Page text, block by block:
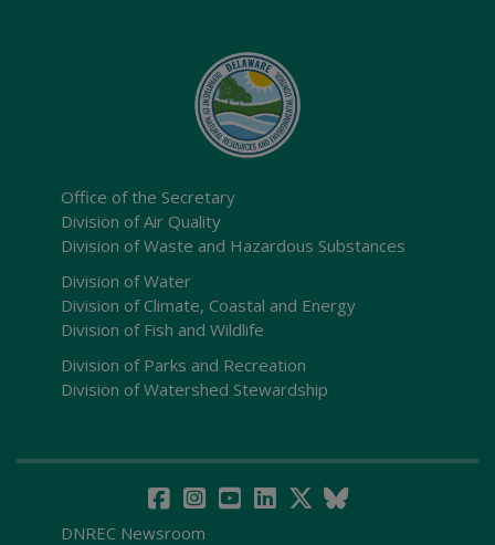
Office of the Secretary
Division of Air Quality
Division of Waste and Hazardous Substances
Division of Water
Division of Climate, Coastal and Energy
Division of Fish and Wildlife
Division of Parks and Recreation
Division of Watershed Stewardship
DNREC Newsroom